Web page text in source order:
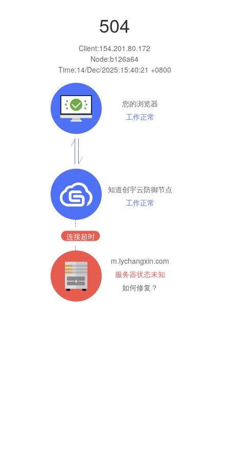
504
Client:154.201.80.172
Node:b126a64
Time:14/Dec/2025:15:40:21 +0800
您的浏览器
工作正常
知道创宇云防御节点
工作正常
连接超时
m.lychangxin.com
服务器状态未知
如何修复？